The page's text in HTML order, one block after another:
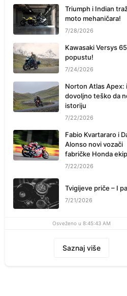
Triumph i Indian
moto mehaničara!
7/28/2026
Kawasaki Versys
popustu!
7/24/2026
Norton Atlas Apex:
dovoljno teško da
istoriju
7/22/2026
Fabio Kvartararo i
Alonso novi vozači
fabričke Honda
7/22/2026
Tvigijeve priče – I
7/21/2026
Osveženo u 8:45:43 AM
Saznaj više